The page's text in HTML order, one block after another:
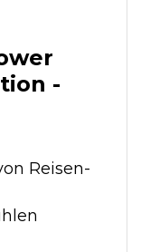
-
Reisen-